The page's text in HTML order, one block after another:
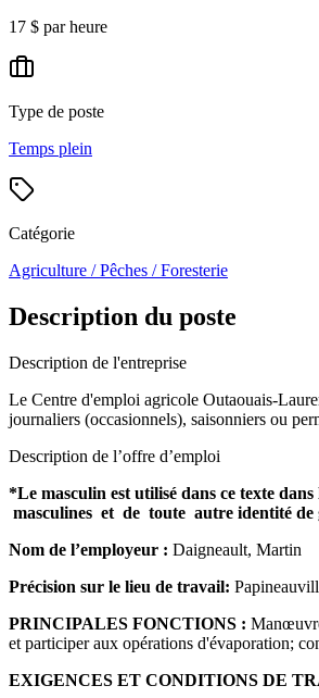
17 $ par heure
Type de poste
Temps plein
Catégorie
Agriculture / Pêches / Foresterie
Description du poste
Description de l'entreprise
Le Centre d'emploi agricole Outaouais-
journaliers (occasionnels), saisonniers ou
Description de l’offre d’emploi
*Le masculin est utilisé dans ce texte
masculines et de toute autre identité de
Nom de l’employeur : Daigneault, Martin
Précision sur le lieu de travail:
PRINCIPALES FONCTIONS :
et participer aux opérations d'évaporation;
EXIGENCES ET CONDITIONS DE